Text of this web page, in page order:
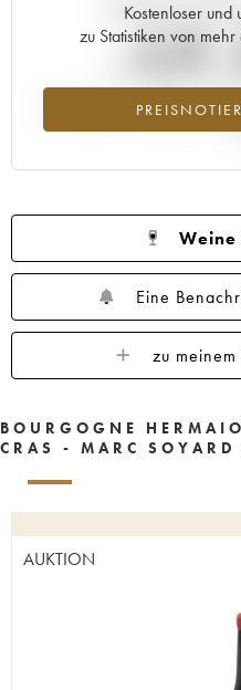
Kostenloser und
zu Statistiken von
Aktuelle
-
Preisabfall des Jahrgangs 2023
Weine
Eine
zu
BOURGOGNE
CRAS - MARC SOYARD
AUKTION